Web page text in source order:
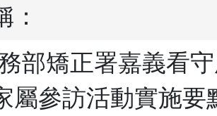
：
部矯正署嘉義看
屬參訪活動實施要